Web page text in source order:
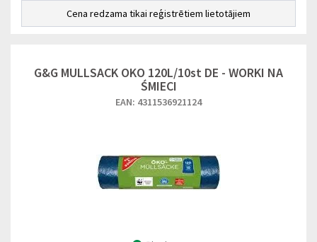
Cena redzama tikai reģistrētiem lietotājiem
G&G MULLSACK OKO 120L/10st DE - WORKI NA
ŚMIECI
EAN: 4311536921124